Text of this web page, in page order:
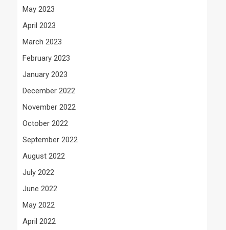
May 2023
April 2023
March 2023
February 2023
January 2023
December 2022
November 2022
October 2022
September 2022
August 2022
July 2022
June 2022
May 2022
April 2022